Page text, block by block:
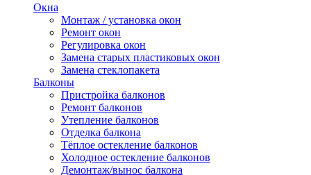
Окна
Монтаж / установка окон
Ремонт окон
Регулировка окон
Замена старых пластиковых окон
Замена стеклопакета
Балконы
Пристройка балконов
Ремонт балконов
Утепление балконов
Отделка балкона
Тёплое остекление балконов
Холодное остекление балконов
Демонтаж/вынос балкона